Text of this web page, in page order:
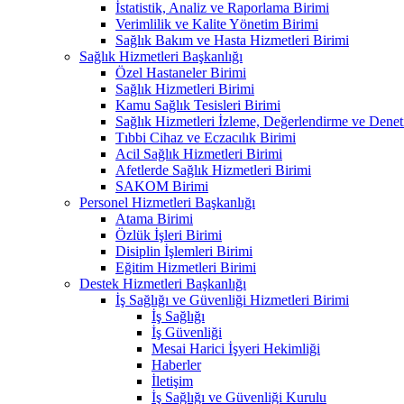
İstatistik, Analiz ve Raporlama Birimi
Verimlilik ve Kalite Yönetim Birimi
Sağlık Bakım ve Hasta Hizmetleri Birimi
Sağlık Hizmetleri Başkanlığı
Özel Hastaneler Birimi
Sağlık Hizmetleri Birimi
Kamu Sağlık Tesisleri Birimi
Sağlık Hizmetleri İzleme, Değerlendirme ve
Tıbbi Cihaz ve Eczacılık Birimi
Acil Sağlık Hizmetleri Birimi
Afetlerde Sağlık Hizmetleri Birimi
SAKOM Birimi
Personel Hizmetleri Başkanlığı
Atama Birimi
Özlük İşleri Birimi
Disiplin İşlemleri Birimi
Eğitim Hizmetleri Birimi
Destek Hizmetleri Başkanlığı
İş Sağlığı ve Güvenliği Hizmetleri Birimi
İş Sağlığı
İş Güvenliği
Mesai Harici İşyeri Hekimliği
Haberler
İletişim
İş Sağlığı ve Güvenliği Kurulu